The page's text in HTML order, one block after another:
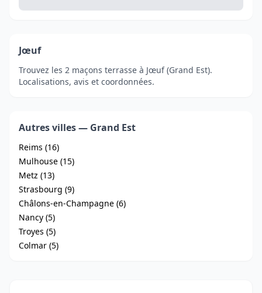
Jœuf
Trouvez les 2 maçons terrasse à Jœuf (Grand Est).
Localisations, avis et coordonnées.
Autres villes — Grand Est
Reims (16)
Mulhouse (15)
Metz (13)
Strasbourg (9)
Châlons-en-Champagne (6)
Nancy (5)
Troyes (5)
Colmar (5)